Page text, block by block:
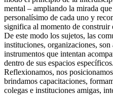
mental – ampliando la mirada
personalísimo de cada uno y
significa al momento de construir
De este modo los sujetos, las
instituciones, organizaciones,
instrumentos que intentan
dentro de sus espacios específicos.
Reflexionamos, nos
brindamos capacitaciones,
colegas e instituciones amigas,